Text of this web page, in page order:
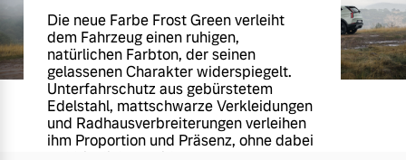
Die neue Farbe Frost Green verleiht
dem Fahrzeug einen ruhigen,
natürlichen Farbton, der seinen
gelassenen Charakter widerspiegelt.
Unterfahrschutz aus gebürstetem
Edelstahl, mattschwarze Verkleidungen
und Radhausverbreiterungen verleihen
ihm Proportion und Präsenz, ohne dabei